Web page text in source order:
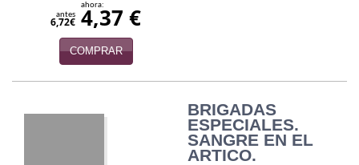
Cuentos y relatos
antes
6,72€
ahora:
4,37 €
COMPRAR
BRIGADAS
ESPECIALES.
SANGRE EN EL
ARTICO.